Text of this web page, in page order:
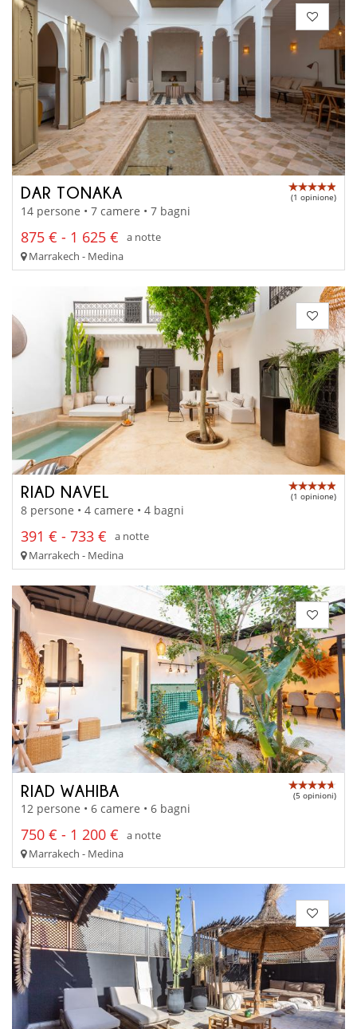
DAR TONAKA (1 opinione)
14 persone • 7 camere • 7 bagni
875 € - 1 625 €
a notte
Marrakech - Medina
RIAD NAVEL (1 opinione)
8 persone • 4 camere • 4 bagni
391 € - 733 €
a notte
Marrakech - Medina
RIAD WAHIBA (5 opinioni)
12 persone • 6 camere • 6 bagni
750 € - 1 200 €
a notte
Marrakech - Medina